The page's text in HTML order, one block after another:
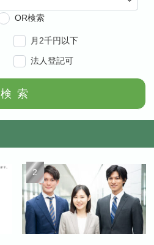
OR検索
月2千円以下
法人登記可
検索